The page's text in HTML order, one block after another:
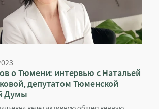
о Тюмени: интервью с Натальей
депутатом Тюменской
Думы